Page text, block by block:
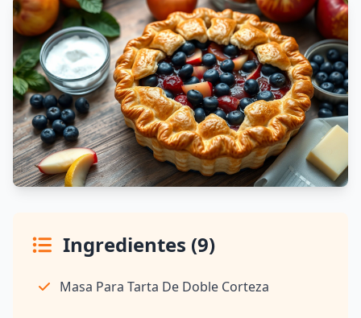
Ingredientes (9)
Masa Para Tarta De Doble Corteza